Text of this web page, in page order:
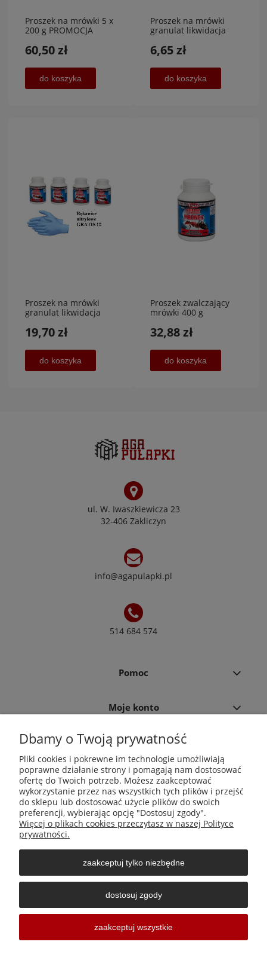
Proszek na mrówki 5 x
200 g PROMOCJA
60,50 zł
do koszyka
Proszek na mrówki
granulat likwidacja
lab Sp. Z.o.o
6,65 zł
do koszyka
Proszek na mrówki
granulat likwidacja
19,70 zł
do koszyka
Proszek zwalczający
mrówki 400 g
32,88 zł
do koszyka
ul. W. Iwaszkiewicza 23
32-406 Zakliczyn
info@agapulapki.pl
514 684 574
Pomoc
Moje konto
Płatności i dostawa
Informacje
O nas
Środki do zwalczania szkodników Aga Pułapki | Wacława
Iwaszkiewicza 23, 32-406 Zakliczyn | AGA-PLAST MET 2 Paweł
Sałach | NIP: 6811796065 | REGON: 363212838
Sklepy internetowe Shoper Częstochowa
Dbamy o Twoją prywatność
Pliki cookies i pokrewne im technologie umożliwiają
poprawne działanie strony i pomagają nam dostosować
ofertę do Twoich potrzeb. Możesz zaakceptować
wykorzystanie przez nas wszystkich tych plików i przejść
do sklepu lub dostosować użycie plików do swoich
preferencji, wybierając opcję "Dostosuj zgody".
Więcej o plikach cookies przeczytasz w naszej Polityce
prywatności.
zaakceptuj tylko niezbędne
dostosuj zgody
zaakceptuj wszystkie